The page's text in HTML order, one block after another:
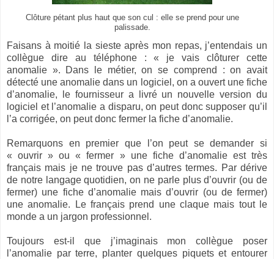
Clôture pétant plus haut que son cul : elle se prend pour une
palissade.
Faisans à moitié la sieste après mon repas, j’entendais un
collègue dire au téléphone : « je vais clôturer cette
anomalie ». Dans le métier, on se comprend : on avait
détecté une anomalie dans un logiciel, on a ouvert une fiche
d’anomalie, le fournisseur a livré un nouvelle version du
logiciel et l’anomalie a disparu, on peut donc supposer qu’il
l’a corrigée, on peut donc fermer la fiche d’anomalie.
Remarquons en premier que l’on peut se demander si
« ouvrir » ou « fermer » une fiche d’anomalie est très
français mais je ne trouve pas d’autres termes. Par dérive
de notre langage quotidien, on ne parle plus d’ouvrir (ou de
fermer) une fiche d’anomalie mais d’ouvrir (ou de fermer)
une anomalie. Le français prend une claque mais tout le
monde a un jargon professionnel.
Toujours est-il que j’imaginais mon collègue poser
l’anomalie par terre, planter quelques piquets et entourer